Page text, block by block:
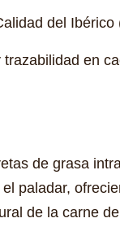
del Ibérico
en
de grasa
paladar,
de la carne